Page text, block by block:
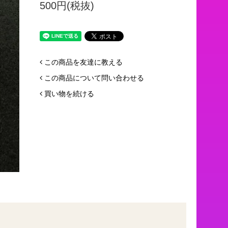
500円(税抜)
この商品を友達に教える
この商品について問い合わせる
買い物を続ける